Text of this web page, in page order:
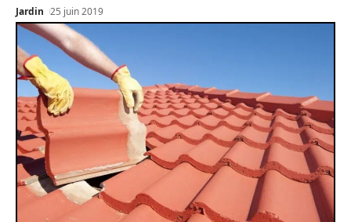
Jardin 25 juin 2019